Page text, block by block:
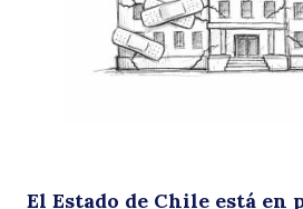
El Estado de Chile está en